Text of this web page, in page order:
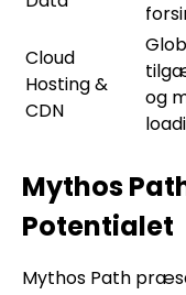
Cloud
Hosting &
CDN
og
Mythos
Potentialet
Mythos Path